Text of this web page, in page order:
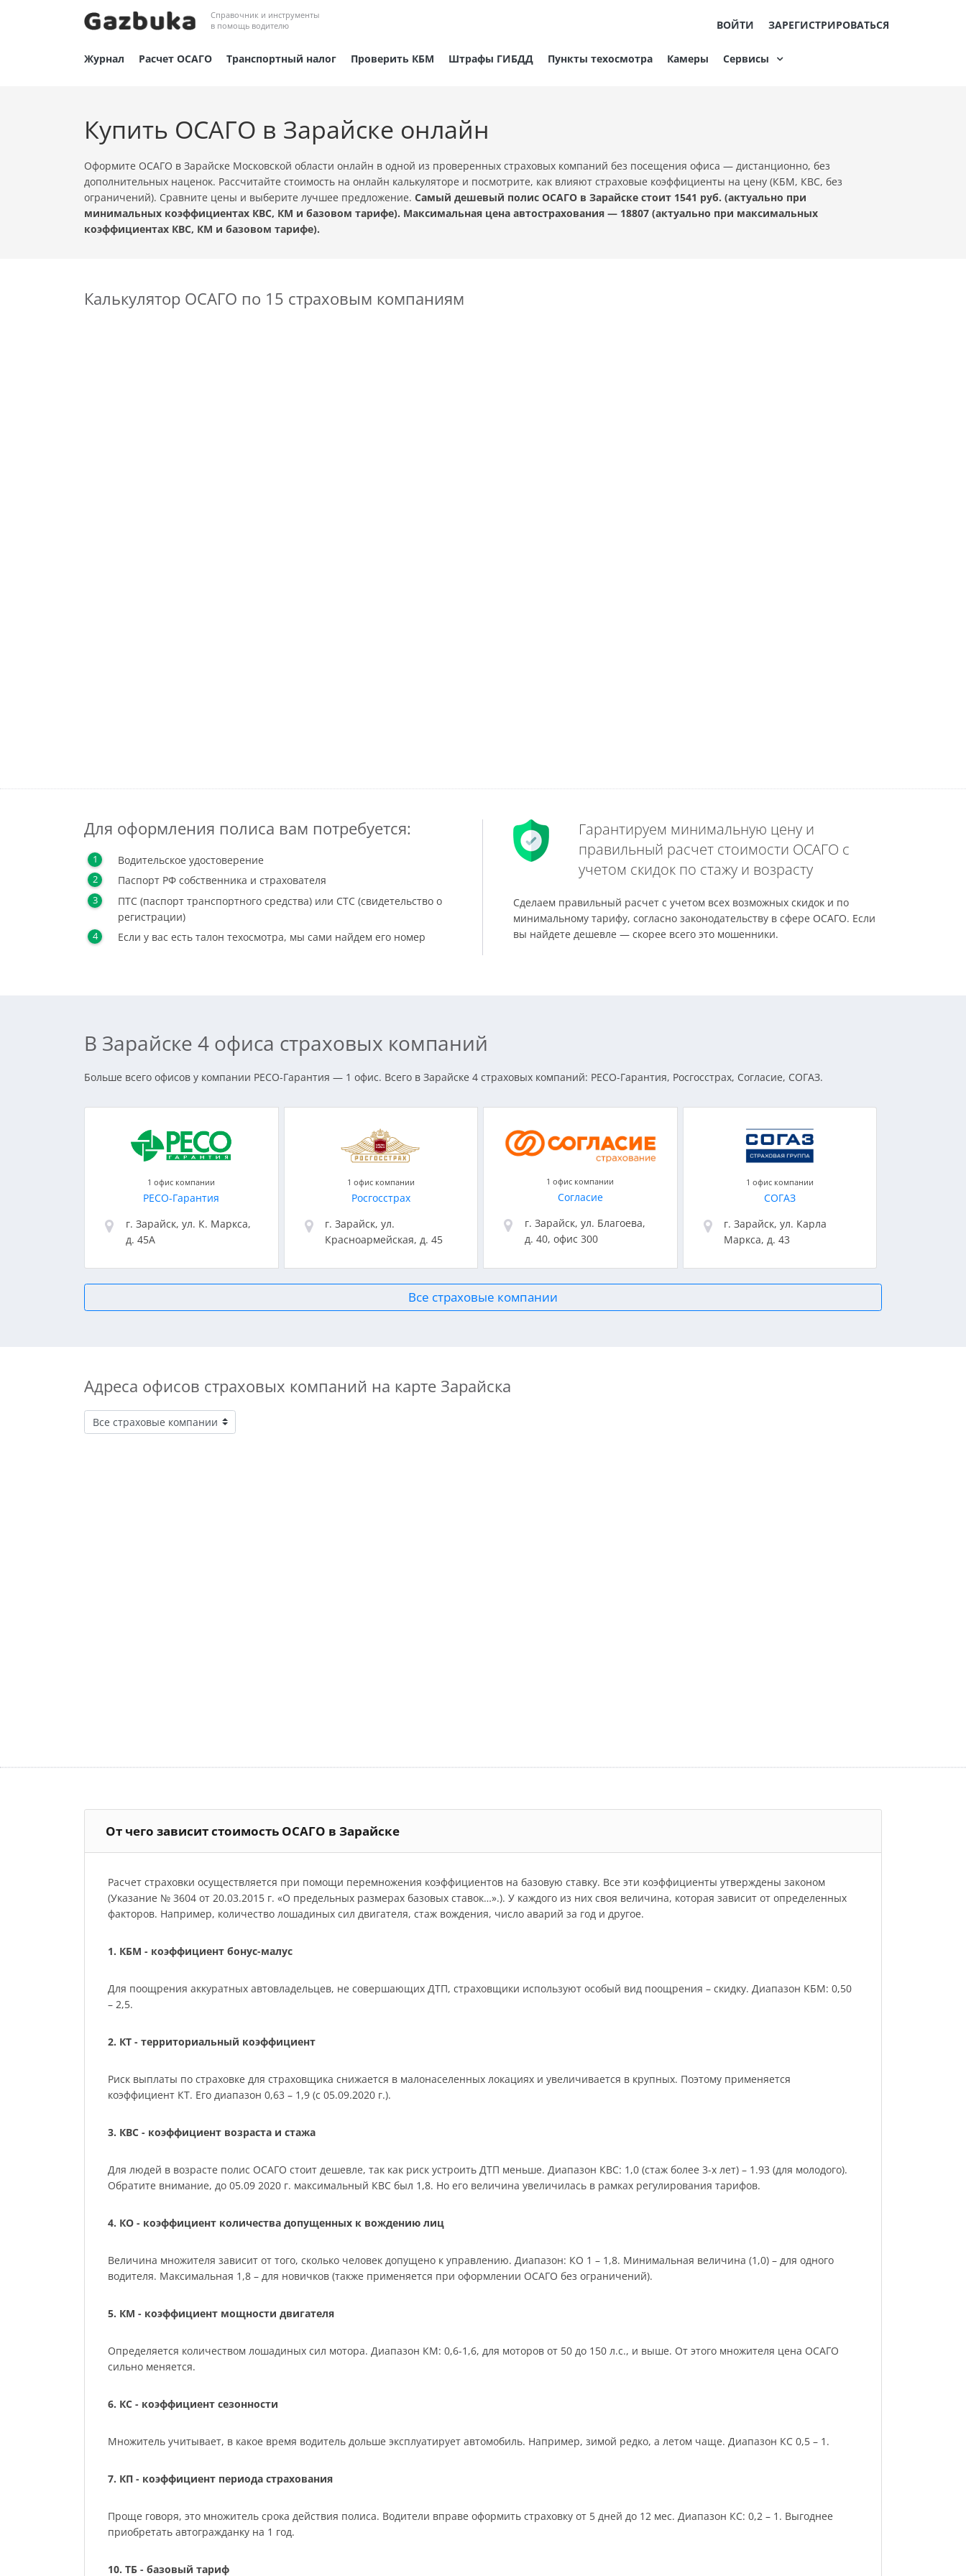
Справочник и инструменты
в помощь водителю
ВОЙТИ ЗАРЕГИСТРИРОВАТЬСЯ
Журнал Расчет ОСАГО Транспортный налог Проверить КБМ Штрафы ГИБДД Пункты техосмотра Камеры Сервисы
Купить ОСАГО в Зарайске онлайн
Оформите ОСАГО в Зарайске Московской области онлайн в одной из проверенных страховых компаний без посещения офиса — дистанционно, без
дополнительных наценок. Рассчитайте стоимость на онлайн калькуляторе и посмотрите, как влияют страховые коэффициенты на цену (КБМ, КВС, без
ограничений). Сравните цены и выберите лучшее предложение. Самый дешевый полис ОСАГО в Зарайске стоит 1541 руб. (актуально при
минимальных коэффициентах КВС, КМ и базовом тарифе). Максимальная цена автострахования — 18807 (актуально при максимальных
коэффициентах КВС, КМ и базовом тарифе).
Калькулятор ОСАГО по 15 страховым компаниям
Для оформления полиса вам потребуется:
Водительское удостоверение
Паспорт РФ собственника и страхователя
ПТС (паспорт транспортного средства) или СТС (свидетельство о
регистрации)
Если у вас есть талон техосмотра, мы сами найдем его номер
Гарантируем минимальную цену и
правильный расчет стоимости ОСАГО с
учетом скидок по стажу и возрасту
Сделаем правильный расчет с учетом всех возможных скидок и по
минимальному тарифу, согласно законодательству в сфере ОСАГО. Если
вы найдете дешевле — скорее всего это мошенники.
В Зарайске 4 офиса страховых компаний
Больше всего офисов у компании РЕСО-Гарантия — 1 офис. Всего в Зарайске 4 страховых компаний: РЕСО-Гарантия, Росгосстрах, Согласие, СОГАЗ.
1 офис компании
РЕСО-Гарантия
г. Зарайск, ул. К. Маркса,
д. 45А
1 офис компании
Росгосстрах
г. Зарайск, ул.
Красноармейская, д. 45
1 офис компании
Согласие
г. Зарайск, ул. Благоева,
д. 40, офис 300
1 офис компании
СОГАЗ
г. Зарайск, ул. Карла
Маркса, д. 43
Все страховые компании
Адреса офисов страховых компаний на карте Зарайска
От чего зависит стоимость ОСАГО в Зарайске
Расчет страховки осуществляется при помощи перемножения коэффициентов на базовую ставку. Все эти коэффициенты утверждены законом
(Указание № 3604 от 20.03.2015 г. «О предельных размерах базовых ставок…».). У каждого из них своя величина, которая зависит от определенных
факторов. Например, количество лошадиных сил двигателя, стаж вождения, число аварий за год и другое.
1. КБМ - коэффициент бонус-малус
Для поощрения аккуратных автовладельцев, не совершающих ДТП, страховщики используют особый вид поощрения – скидку. Диапазон КБМ: 0,50
– 2,5.
2. КТ - территориальный коэффициент
Риск выплаты по страховке для страховщика снижается в малонаселенных локациях и увеличивается в крупных. Поэтому применяется
коэффициент КТ. Его диапазон 0,63 – 1,9 (с 05.09.2020 г.).
3. КВС - коэффициент возраста и стажа
Для людей в возрасте полис ОСАГО стоит дешевле, так как риск устроить ДТП меньше. Диапазон КВС: 1,0 (стаж более 3-х лет) – 1.93 (для молодого).
Обратите внимание, до 05.09 2020 г. максимальный КВС был 1,8. Но его величина увеличилась в рамках регулирования тарифов.
4. КО - коэффициент количества допущенных к вождению лиц
Величина множителя зависит от того, сколько человек допущено к управлению. Диапазон: КО 1 – 1,8. Минимальная величина (1,0) – для одного
водителя. Максимальная 1,8 – для новичков (также применяется при оформлении ОСАГО без ограничений).
5. КМ - коэффициент мощности двигателя
Определяется количеством лошадиных сил мотора. Диапазон КМ: 0,6-1,6, для моторов от 50 до 150 л.с., и выше. От этого множителя цена ОСАГО
сильно меняется.
6. КС - коэффициент сезонности
Множитель учитывает, в какое время водитель дольше эксплуатирует автомобиль. Например, зимой редко, а летом чаще. Диапазон КС 0,5 – 1.
7. КП - коэффициент периода страхования
Проще говоря, это множитель срока действия полиса. Водители вправе оформить страховку от 5 дней до 12 мес. Диапазон КС: 0,2 – 1. Выгоднее
приобретать автогражданку на 1 год.
10. ТБ - базовый тариф